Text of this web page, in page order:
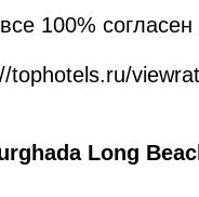
100%
tophotels.ru/
Long